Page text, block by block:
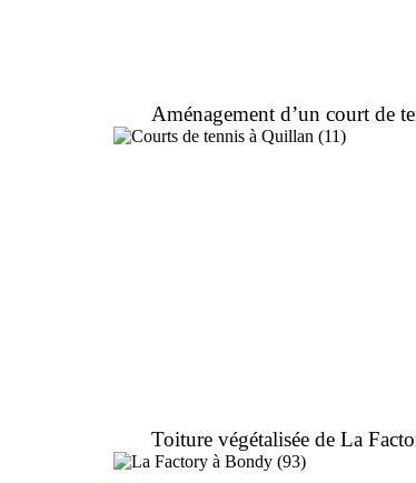
Aménagement d’un court de
Toiture végétalisée de La